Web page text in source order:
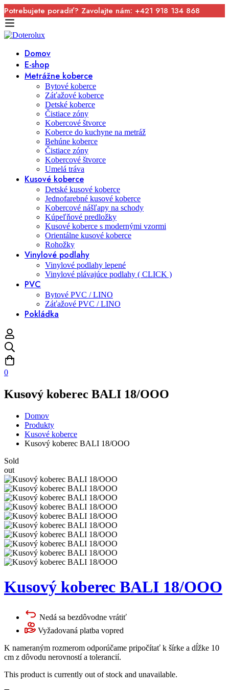
Potrebujete poradiť? Zavolajte nám: +421 918 134 868
Domov
E-shop
Metrážne koberce
Bytové koberce
Záťažové koberce
Detské koberce
Čistiace zóny
Kobercové štvorce
Koberce do kuchyne na metráž
Behúne koberce
Čistiace zóny
Kobercové štvorce
Umelá tráva
Kusové koberce
Detské kusové koberce
Jednofarebné kusové koberce
Kobercové nášľapy na schody
Kúpeľňové predložky
Kusové koberce s modernými vzormi
Orientálne kusové koberce
Rohožky
Vinylové podlahy
Vinylové podlahy lepené
Vinylové plávajúce podlahy ( CLICK )
PVC
Bytové PVC / LINO
Záťažové PVC / LINO
Pokládka
0
Kusový koberec BALI 18/OOO
Domov
Produkty
Kusové koberce
Kusový koberec BALI 18/OOO
Sold
out
Kusový koberec BALI 18/OOO
Nedá sa bezdôvodne vrátiť
Vyžadovaná platba vopred
K nameraným rozmerom odporúčame pripočítať k šírke a dĺžke 10
cm z dôvodu nerovností a tolerancií.
This product is currently out of stock and unavailable.